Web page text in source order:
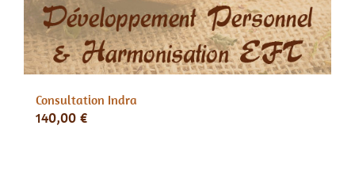
Consultation Indra
140,00 €